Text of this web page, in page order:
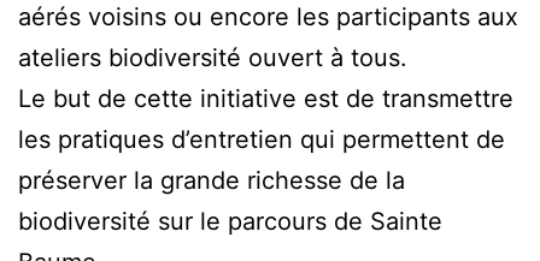
aérés voisins ou encore les participants aux
ateliers biodiversité ouvert à tous.
Le but de cette initiative est de transmettre
les pratiques d’entretien qui permettent de
préserver la grande richesse de la
biodiversité sur le parcours de Sainte